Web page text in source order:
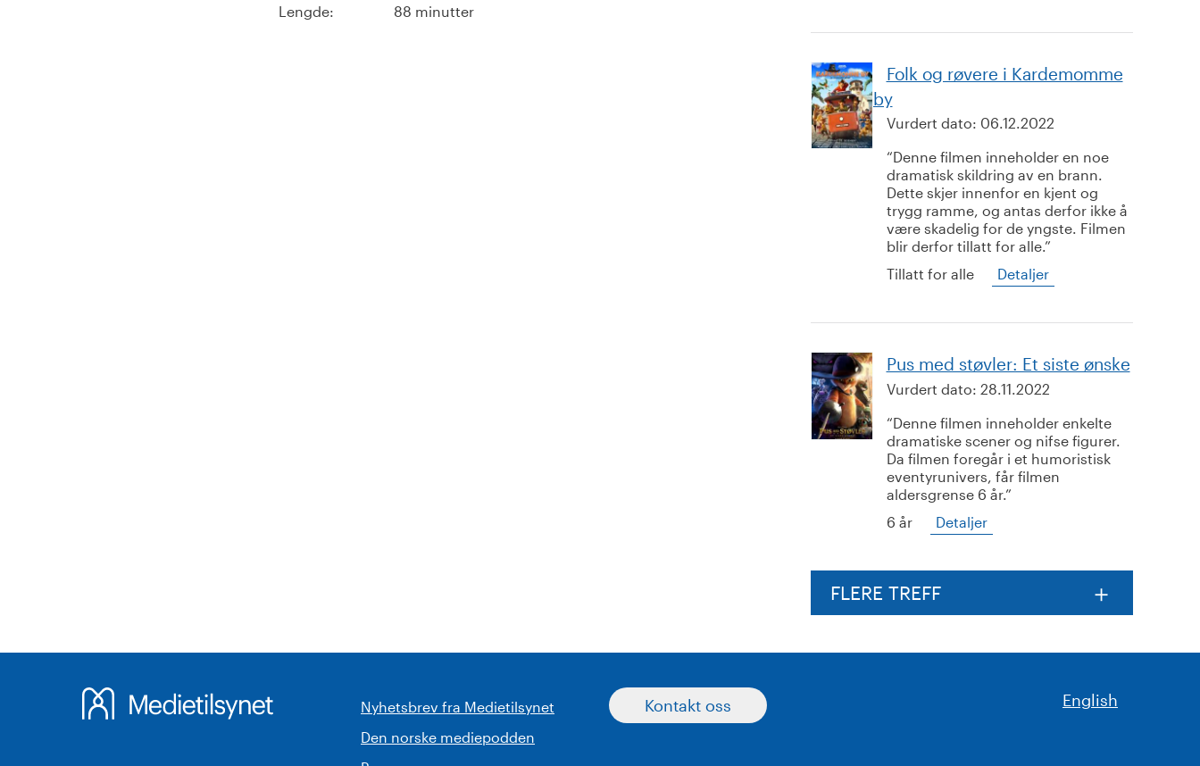
Lengde:
88 minutter
Folk og røvere i Kardemomme
by
Vurdert dato: 06.12.2022
Denne filmen inneholder en noe
dramatisk skildring av en brann.
Dette skjer innenfor en kjent og
trygg ramme, og antas derfor ikke å
være skadelig for de yngste. Filmen
blir derfor tillatt for alle.
Tillatt for alle
Detaljer
Pus med støvler: Et siste ønske
Vurdert dato: 28.11.2022
Denne filmen inneholder enkelte
dramatiske scener og nifse figurer.
Da filmen foregår i et humoristisk
eventyrunivers, får filmen
aldersgrense 6 år.
6 år
Detaljer
FLERE TREFF
Nyhetsbrev fra Medietilsynet
Den norske mediepodden
Kontakt oss English